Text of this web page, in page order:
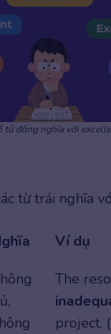
từ đồng nghĩa với
từ trái nghĩa
Ví dụ
The
project.